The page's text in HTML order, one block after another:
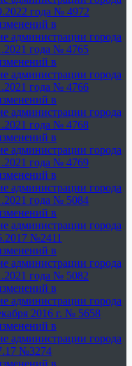
года № 4972
в
администрации города
года № 4765
в
администрации города
года № 4766
в
администрации города
года № 4768
в
администрации города
года № 4769
в
администрации города
года № 5084
в
администрации города
№2411
в
администрации города
года № 5082
в
администрации города
2016 г. № 5658
в
администрации города
№3274
в